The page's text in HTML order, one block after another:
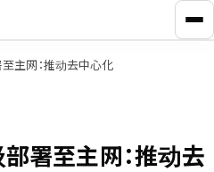
打
主网：推动去中心化
署至主网：推动去